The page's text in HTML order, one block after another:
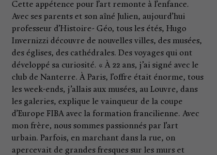
Cette appétence pour l’art remonte à l’enfance.
Avec ses parents et son aîné Julien, aujourd’hui
professeur d’Histoire- Géo, tous les étés, Hugo
Invernizzi découvre de nouvelles villes, des musées,
des églises, des cathédrales. Des voyages qui ont
développé sa curiosité. « À 22 ans, j’ai signé avec le
club de Nanterre. À Paris, l’offre était énorme, tous
les week-ends, j’allais aux musées, au Louvre, dans
les galeries, explique le vainqueur de la coupe
d’Europe FIBA avec la formation francilienne. Avec
mon frère, nous sommes passionnés par l’art
urbain. Parfois, en marchant dans la rue, on
apercevait de grandes fresques sur les murs et